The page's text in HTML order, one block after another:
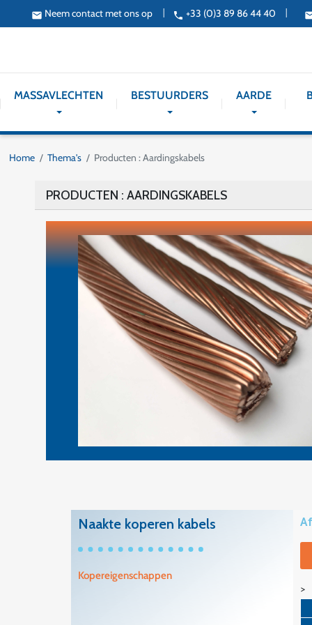
email Neem contact met ons op phone +33 (0)3 89 86 44 40
MASSAVLECHTEN BESTUURDERS AARDE
Home Thema's Producten : Aardingskabels
PRODUCTEN : AARDINGSKABELS
Naakte koperen kabels
Kopereigenschappen
>